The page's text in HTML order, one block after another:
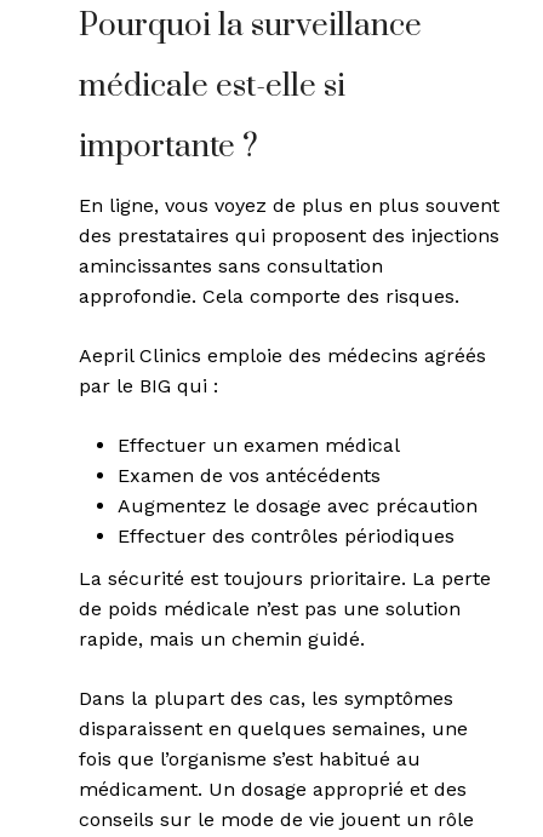
Pourquoi la surveillance
médicale est-elle si
importante ?
En ligne, vous voyez de plus en plus souvent
des prestataires qui proposent des injections
amincissantes sans consultation
approfondie. Cela comporte des risques.
Aepril Clinics emploie des médecins agréés
par le BIG qui :
Effectuer un examen médical
Examen de vos antécédents
Augmentez le dosage avec précaution
Effectuer des contrôles périodiques
La sécurité est toujours prioritaire. La perte
de poids médicale n’est pas une solution
rapide, mais un chemin guidé.
Dans la plupart des cas, les symptômes
disparaissent en quelques semaines, une
fois que l’organisme s’est habitué au
médicament. Un dosage approprié et des
conseils sur le mode de vie jouent un rôle